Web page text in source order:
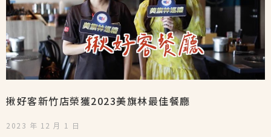
揪好客新竹店榮獲2023美旗林最佳餐廳
2023 年 12 月 1 日